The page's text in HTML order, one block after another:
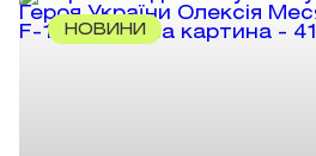
НОВИНИ